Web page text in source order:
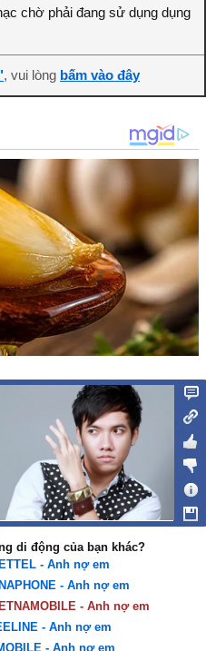
chờ phải đang sử dụng dụng
, vui lòng bấm vào đây
di động của bạn khác?
- Anh nợ em
- Anh nợ em
- Anh nợ em
- Anh nợ em
- Anh nợ em